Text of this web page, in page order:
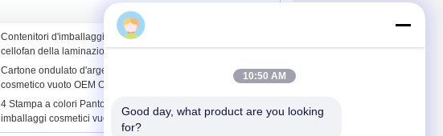
Contenitori d'imballaggio cosmetici vuoti di cartone del
cellofan della laminazione di stampa offset dell'OEM
Cartone ondulato d'argento scatole di imballaggio
cosmetico vuoto OEM Offset Printing
4 Stampa a colori Pantone Carta bianca Cartone
imballaggi cosmetici vuoti
10:51 AM
Good day, what product are you looking
for?